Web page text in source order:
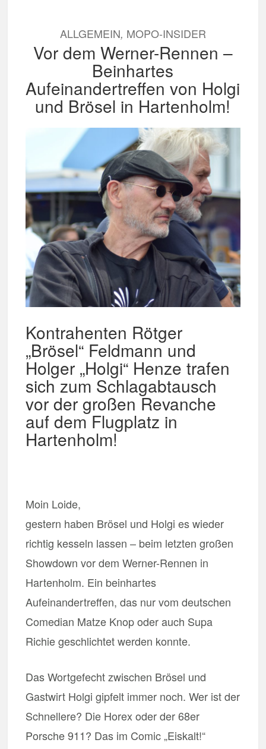
ALLGEMEIN, MOPO-INSIDER
Vor dem Werner-Rennen –
Beinhartes
Aufeinandertreffen von Holgi
und Brösel in Hartenholm!
Kontrahenten Rötger
„Brösel“ Feldmann und
Holger „Holgi“ Henze trafen
sich zum Schlagabtausch
vor der großen Revanche
auf dem Flugplatz in
Hartenholm!
Moin Loide,
gestern haben Brösel und Holgi es wieder
richtig kesseln lassen – beim letzten großen
Showdown vor dem Werner-Rennen in
Hartenholm. Ein beinhartes
Aufeinandertreffen, das nur vom deutschen
Comedian Matze Knop oder auch Supa
Richie geschlichtet werden konnte.
Das Wortgefecht zwischen Brösel und
Gastwirt Holgi gipfelt immer noch. Wer ist der
Schnellere? Die Horex oder der 68er
Porsche 911? Das im Comic „Eiskalt!“